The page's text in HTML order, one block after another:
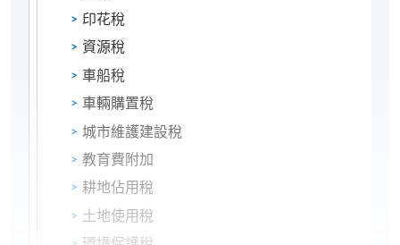
印花稅
資源稅
車船稅
車輛購置稅
城市維護建設稅
教育費附加
耕地佔用稅
土地使用稅